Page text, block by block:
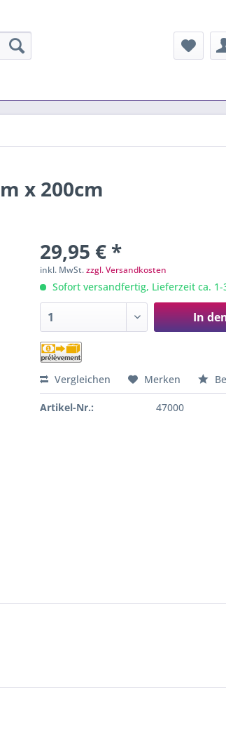
x 200cm
29,95 € *
inkl. MwSt.zzgl. Versandkosten
Sofort versandfertig, Lieferzeit ca. 1-
In
Vergleichen Merken
Artikel-Nr.: 47000